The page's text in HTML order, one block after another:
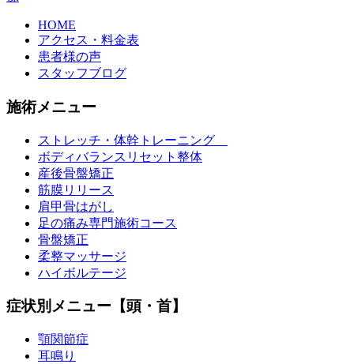
HOME
アクセス・料金表
患者様の声
スタッフブログ
施術メニュー
ストレッチ・体幹トレーニング
ボディバランスリセット整体
産後骨盤矯正
筋膜リリース
肩甲骨はがし
足の痛み専門施術コース
骨盤矯正
柔整マッサージ
ハイボルテージ
症状別メニュー【頭・首】
顎関節症
耳鳴り